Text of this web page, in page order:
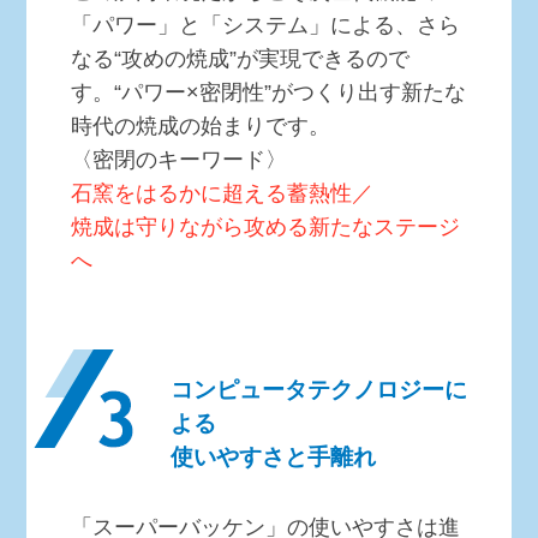
「パワー」と「システム」による、さら
なる“攻めの焼成”が実現できるので
す。“パワー×密閉性”がつくり出す新たな
時代の焼成の始まりです。
〈密閉のキーワード〉
石窯をはるかに超える蓄熱性／
焼成は守りながら攻める新たなステージ
へ
コンピュータテクノロジーに
よる
使いやすさと手離れ
「スーパーバッケン」の使いやすさは進